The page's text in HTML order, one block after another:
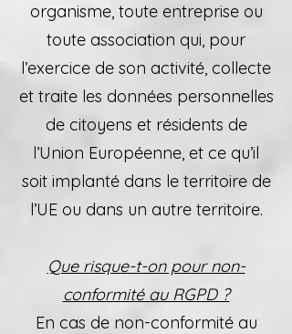
organisme, toute entreprise ou
toute association qui, pour
l’exercice de son activité, collecte
et traite les données personnelles
de citoyens et résidents de
l’Union Européenne, et ce qu’il
soit implanté dans le territoire de
l’UE ou dans un autre territoire.
Que risque-t-on pour non-
conformité au RGPD ?
En cas de non-conformité au